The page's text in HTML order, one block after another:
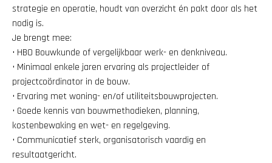
strategie en operatie, houdt van overzicht én pakt door als het
nodig is.
Je brengt mee:
• HBO Bouwkunde of vergelijkbaar werk- en denkniveau.
• Minimaal enkele jaren ervaring als projectleider of
projectcoördinator in de bouw.
• Ervaring met woning- en/of utiliteitsbouwprojecten.
• Goede kennis van bouwmethodieken, planning,
kostenbewaking en wet- en regelgeving.
• Communicatief sterk, organisatorisch vaardig en
resultaatgericht.